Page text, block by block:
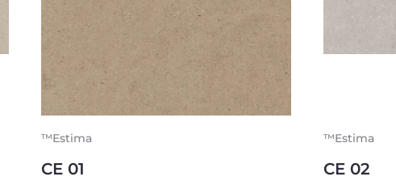
™Estima
CE 01
™Estima
CE 02